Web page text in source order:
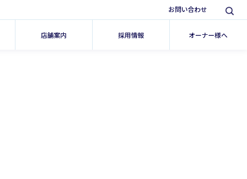
店舗案内 採用情報 オーナー様へ
お問い合わせ